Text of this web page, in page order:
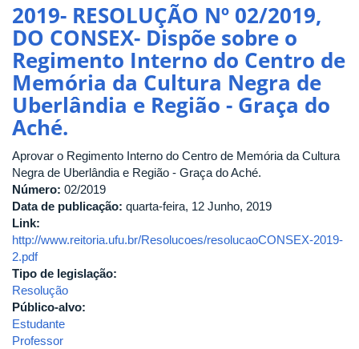
Nº
03/2019,
DO
CONSEX-
Aprova
o
Relatório
da
Revista
de
Educação
Popular
ao
de
2018.
2019- RESOLUÇÃO Nº 02/2019,
DO CONSEX- Dispõe sobre o
Regimento Interno do Centro de
Memória da Cultura Negra de
Uberlândia e Região - Graça do
Aché.
Aprovar o Regimento Interno do Centro de Memória da Cultura
Negra de Uberlândia e Região - Graça do Aché.
Número: 02/2019
Data de publicação: quarta-feira, 12 Junho, 2019
Link:
http://www.reitoria.ufu.br/Resolucoes/resolucaoCONSEX-2019-
2.pdf
Tipo de legislação:
Resolução
Público-alvo:
Estudante
Professor